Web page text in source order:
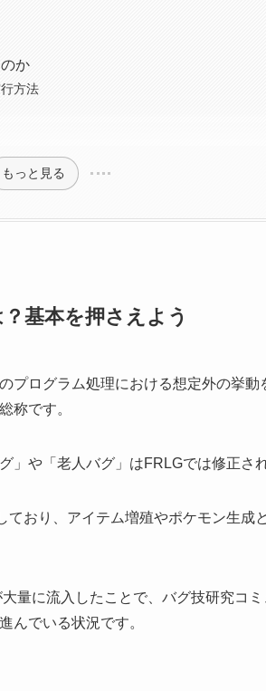
か
方法
もっと見る
基本を押さえよう
プログラム処理における想定外の挙動
称です。
や「老人バグ」はFRLGでは修正さ
おり、アイテム増殖やポケモン生成
量に流入したことで、バグ技研究コ
んでいる状況です。